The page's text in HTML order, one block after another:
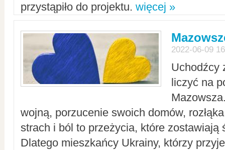
przystąpiło do projektu. więcej »
2022-06-09
Uchodźcy
liczyć na
wojną, porzucenie swoich domów,
strach i ból to przeżycia, które zostawiają
Dlatego mieszkańcy Ukrainy, którzy